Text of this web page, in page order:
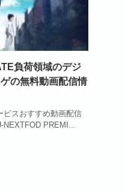
負荷領域のデジ
の無料動画配信情
ビスおすすめ動画配信
PREMI...